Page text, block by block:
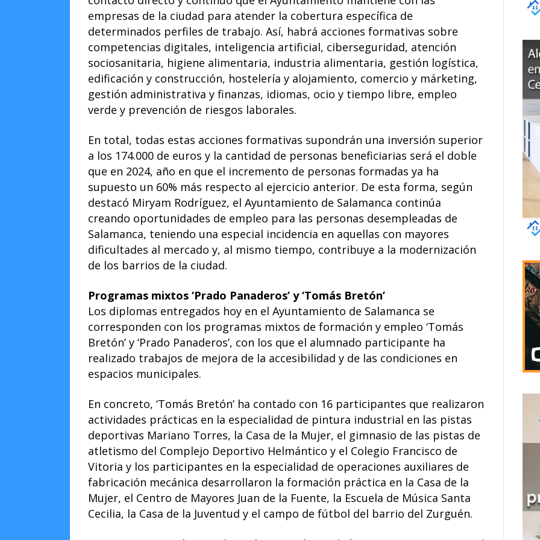
empresas de la ciudad para atender la cobertura específica de
determinados perfiles de trabajo. Así, habrá acciones formativas sobre
competencias digitales, inteligencia artificial, ciberseguridad, atención
sociosanitaria, higiene alimentaria, industria alimentaria, gestión logística,
edificación y construcción, hostelería y alojamiento, comercio y márketing,
gestión administrativa y finanzas, idiomas, ocio y tiempo libre, empleo
verde y prevención de riesgos laborales.
En total, todas estas acciones formativas supondrán una inversión superior
a los 174.000 de euros y la cantidad de personas beneficiarias será el doble
que en 2024, año en que el incremento de personas formadas ya ha
supuesto un 60% más respecto al ejercicio anterior. De esta forma, según
destacó Miryam Rodríguez, el Ayuntamiento de Salamanca continúa
creando oportunidades de empleo para las personas desempleadas de
Salamanca, teniendo una especial incidencia en aquellas con mayores
dificultades al mercado y, al mismo tiempo, contribuye a la modernización
de los barrios de la ciudad.
Programas mixtos ‘Prado Panaderos’ y ‘Tomás Bretón’
Los diplomas entregados hoy en el Ayuntamiento de Salamanca se
corresponden con los programas mixtos de formación y empleo ‘Tomás
Bretón’ y ‘Prado Panaderos’, con los que el alumnado participante ha
realizado trabajos de mejora de la accesibilidad y de las condiciones en
espacios municipales.
En concreto, ‘Tomás Bretón’ ha contado con 16 participantes que realizaron
actividades prácticas en la especialidad de pintura industrial en las pistas
deportivas Mariano Torres, la Casa de la Mujer, el gimnasio de las pistas de
atletismo del Complejo Deportivo Helmántico y el Colegio Francisco de
Vitoria y los participantes en la especialidad de operaciones auxiliares de
fabricación mecánica desarrollaron la formación práctica en la Casa de la
Mujer, el Centro de Mayores Juan de la Fuente, la Escuela de Música Santa
Cecilia, la Casa de la Juventud y el campo de fútbol del barrio del Zurguén.